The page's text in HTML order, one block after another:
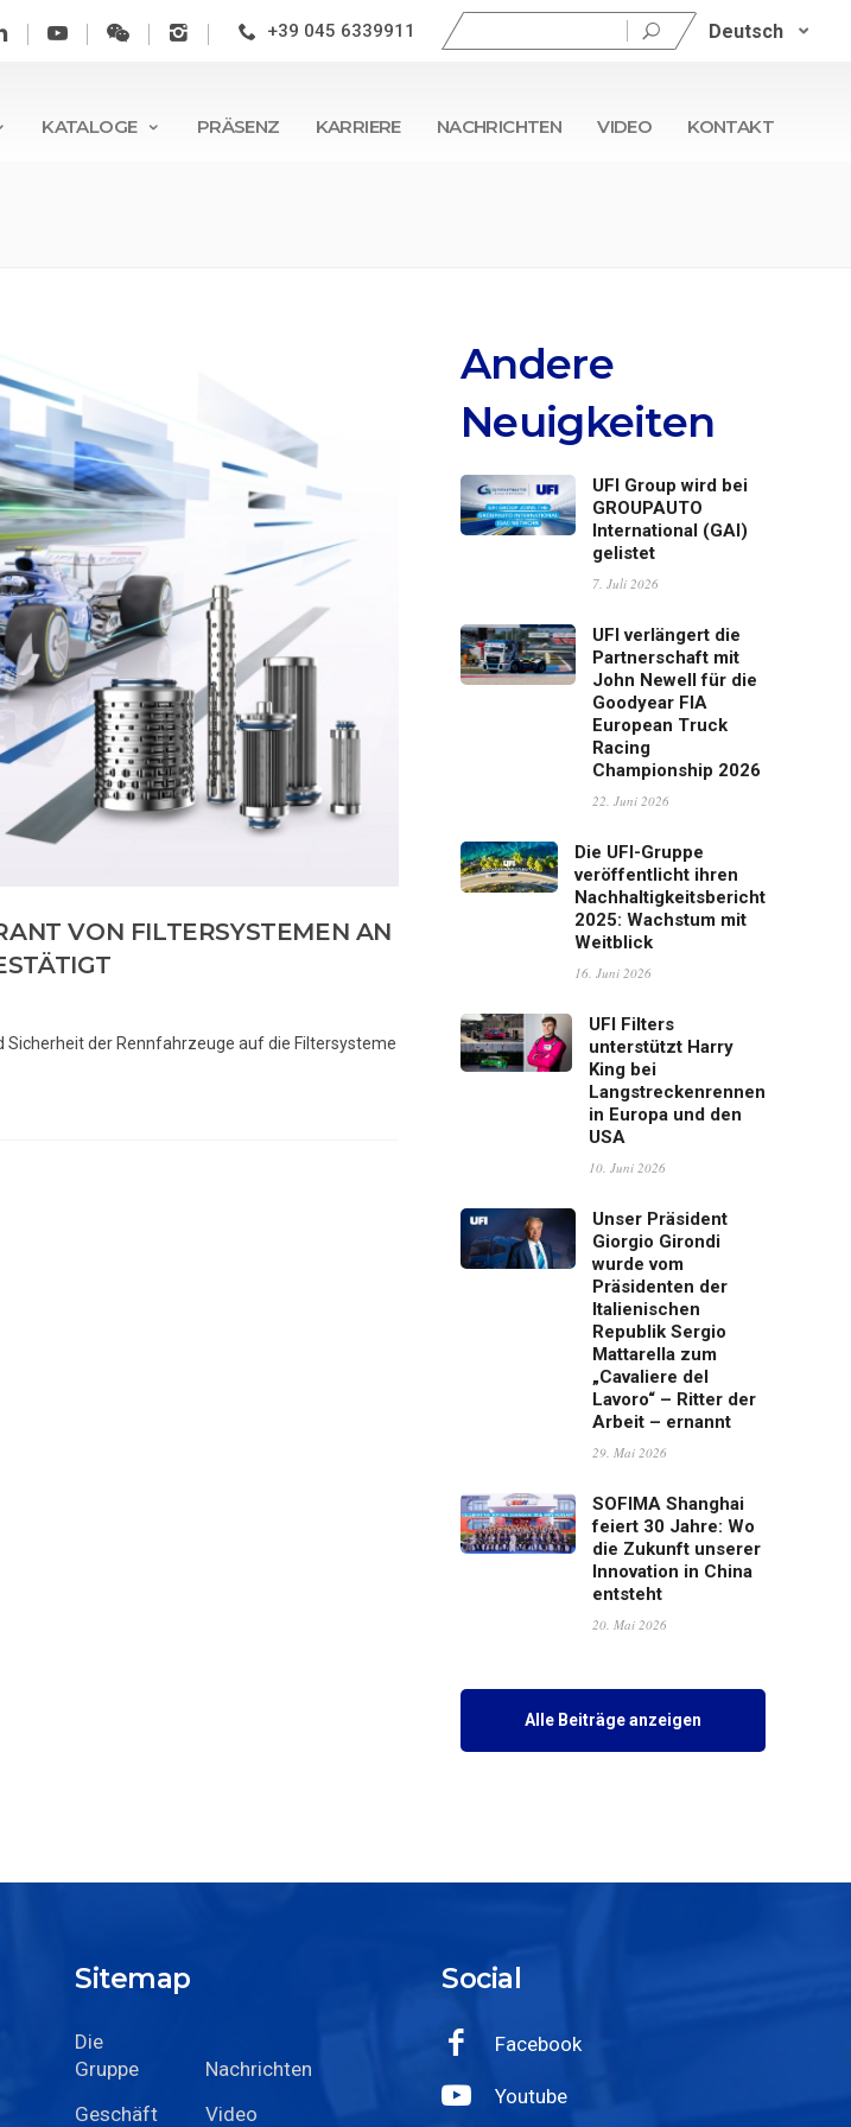
+39 045 6339911
Suchen
nach:
Deutsch
KATALOGE PRÄSENZ KARRIERE NACHRICHTEN VIDEO KONTAKT
VON FILTERSYSTEMEN AN
Sicherheit der Rennfahrzeuge auf die Filtersysteme
Andere
Neuigkeiten
UFI Group wird bei
GROUPAUTO
International (GAI)
gelistet
7. Juli 2026
UFI verlängert die
Partnerschaft mit
John Newell für die
Goodyear FIA
European Truck
Racing
Championship 2026
22. Juni 2026
Die UFI-Gruppe
veröffentlicht ihren
Nachhaltigkeitsbericht
2025: Wachstum mit
Weitblick
16. Juni 2026
UFI Filters
unterstützt Harry
King bei
Langstreckenrennen
in Europa und den
USA
10. Juni 2026
Unser Präsident
Giorgio Girondi
wurde vom
Präsidenten der
Italienischen
Republik Sergio
Mattarella zum
„Cavaliere del
Lavoro“ – Ritter der
Arbeit – ernannt
29. Mai 2026
SOFIMA Shanghai
feiert 30 Jahre: Wo
die Zukunft unserer
Innovation in China
entsteht
20. Mai 2026
Alle Beiträge anzeigen
Sitemap
Die
Gruppe
Nachrichten
Geschäft
Video
Social
Facebook
Youtube